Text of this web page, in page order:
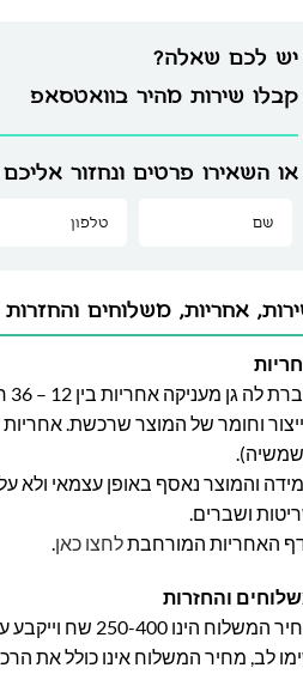
יש לכם שאלה?
קבלו שירות מהיר בוואטסאפ
או השאירו פרטים ונחזור אליכם
אחריות, משלוחים והחזרות
וחומר של המוצר שרכשת. אחריות
והמוצר נאסף באופן עצמאי ולא
ושברים.
האחריות המורחבתלחצו כאן.
והחזרות
הינו 250-400 שח וייקבע על פי אזור מגוריכם.
לב, מחיר המשלוח אינו כולל את